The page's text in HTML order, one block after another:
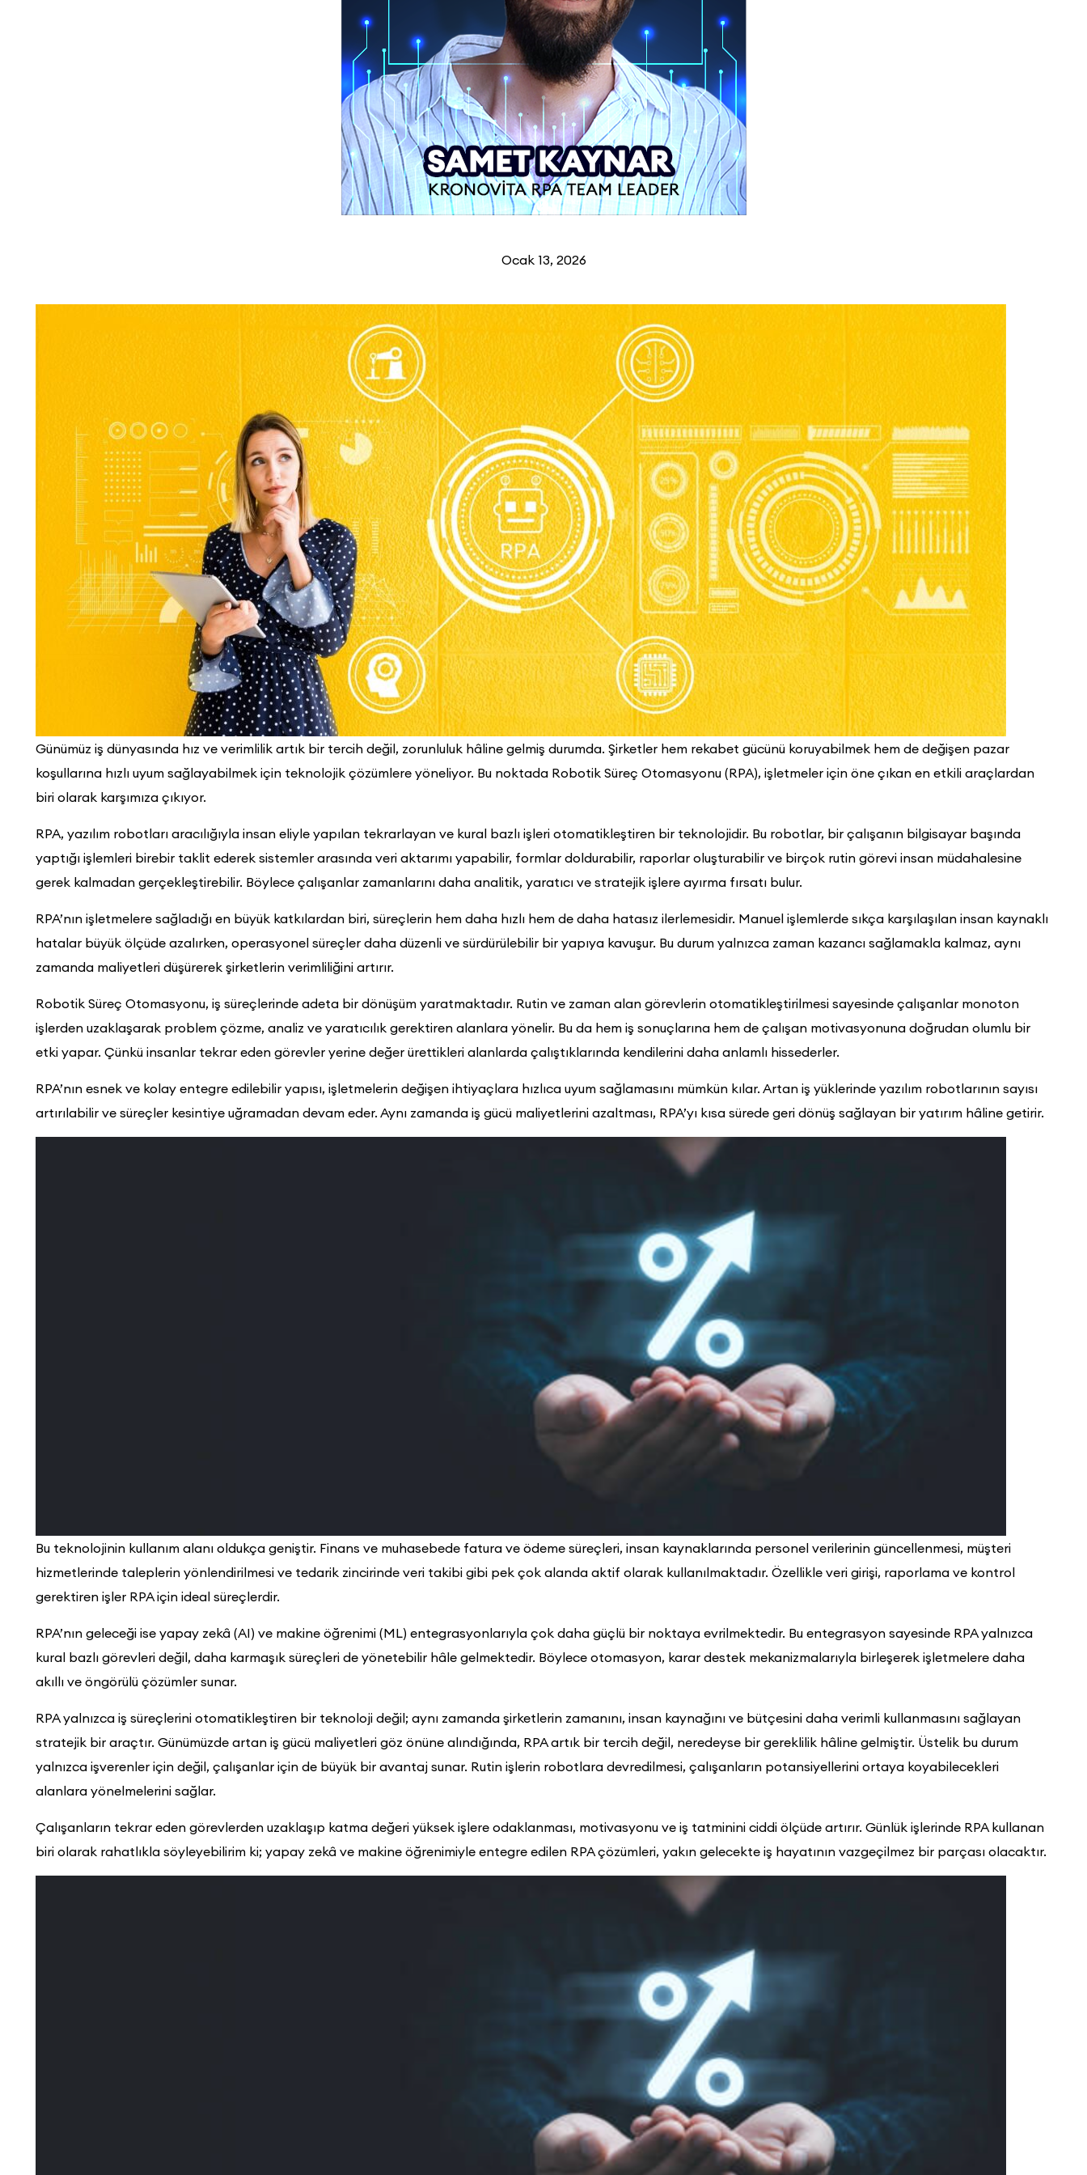
Ocak 13, 2026
Günümüz iş dünyasında hız ve verimlilik artık bir tercih değil, zorunluluk hâline gelmiş durumda. Şirketler hem rekabet gücünü koruyabilmek hem de değişen pazar
koşullarına hızlı uyum sağlayabilmek için teknolojik çözümlere yöneliyor. Bu noktada Robotik Süreç Otomasyonu (RPA), işletmeler için öne çıkan en etkili araçlardan
biri olarak karşımıza çıkıyor.
RPA, yazılım robotları aracılığıyla insan eliyle yapılan tekrarlayan ve kural bazlı işleri otomatikleştiren bir teknolojidir. Bu robotlar, bir çalışanın bilgisayar başında
yaptığı işlemleri birebir taklit ederek sistemler arasında veri aktarımı yapabilir, formlar doldurabilir, raporlar oluşturabilir ve birçok rutin görevi insan müdahalesine
gerek kalmadan gerçekleştirebilir. Böylece çalışanlar zamanlarını daha analitik, yaratıcı ve stratejik işlere ayırma fırsatı bulur.
RPA’nın işletmelere sağladığı en büyük katkılardan biri, süreçlerin hem daha hızlı hem de daha hatasız ilerlemesidir. Manuel işlemlerde sıkça karşılaşılan insan kaynaklı
hatalar büyük ölçüde azalırken, operasyonel süreçler daha düzenli ve sürdürülebilir bir yapıya kavuşur. Bu durum yalnızca zaman kazancı sağlamakla kalmaz, aynı
zamanda maliyetleri düşürerek şirketlerin verimliliğini artırır.
Robotik Süreç Otomasyonu, iş süreçlerinde adeta bir dönüşüm yaratmaktadır. Rutin ve zaman alan görevlerin otomatikleştirilmesi sayesinde çalışanlar monoton
işlerden uzaklaşarak problem çözme, analiz ve yaratıcılık gerektiren alanlara yönelir. Bu da hem iş sonuçlarına hem de çalışan motivasyonuna doğrudan olumlu bir
etki yapar. Çünkü insanlar tekrar eden görevler yerine değer ürettikleri alanlarda çalıştıklarında kendilerini daha anlamlı hissederler.
RPA’nın esnek ve kolay entegre edilebilir yapısı, işletmelerin değişen ihtiyaçlara hızlıca uyum sağlamasını mümkün kılar. Artan iş yüklerinde yazılım robotlarının sayısı
artırılabilir ve süreçler kesintiye uğramadan devam eder. Aynı zamanda iş gücü maliyetlerini azaltması, RPA’yı kısa sürede geri dönüş sağlayan bir yatırım hâline getirir.
Bu teknolojinin kullanım alanı oldukça geniştir. Finans ve muhasebede fatura ve ödeme süreçleri, insan kaynaklarında personel verilerinin güncellenmesi, müşteri
hizmetlerinde taleplerin yönlendirilmesi ve tedarik zincirinde veri takibi gibi pek çok alanda aktif olarak kullanılmaktadır. Özellikle veri girişi, raporlama ve kontrol
gerektiren işler RPA için ideal süreçlerdir.
RPA’nın geleceği ise yapay zekâ (AI) ve makine öğrenimi (ML) entegrasyonlarıyla çok daha güçlü bir noktaya evrilmektedir. Bu entegrasyon sayesinde RPA yalnızca
kural bazlı görevleri değil, daha karmaşık süreçleri de yönetebilir hâle gelmektedir. Böylece otomasyon, karar destek mekanizmalarıyla birleşerek işletmelere daha
akıllı ve öngörülü çözümler sunar.
RPA yalnızca iş süreçlerini otomatikleştiren bir teknoloji değil; aynı zamanda şirketlerin zamanını, insan kaynağını ve bütçesini daha verimli kullanmasını sağlayan
stratejik bir araçtır. Günümüzde artan iş gücü maliyetleri göz önüne alındığında, RPA artık bir tercih değil, neredeyse bir gereklilik hâline gelmiştir. Üstelik bu durum
yalnızca işverenler için değil, çalışanlar için de büyük bir avantaj sunar. Rutin işlerin robotlara devredilmesi, çalışanların potansiyellerini ortaya koyabilecekleri
alanlara yönelmelerini sağlar.
Çalışanların tekrar eden görevlerden uzaklaşıp katma değeri yüksek işlere odaklanması, motivasyonu ve iş tatminini ciddi ölçüde artırır. Günlük işlerinde RPA kullanan
biri olarak rahatlıkla söyleyebilirim ki; yapay zekâ ve makine öğrenimiyle entegre edilen RPA çözümleri, yakın gelecekte iş hayatının vazgeçilmez bir parçası olacaktır.